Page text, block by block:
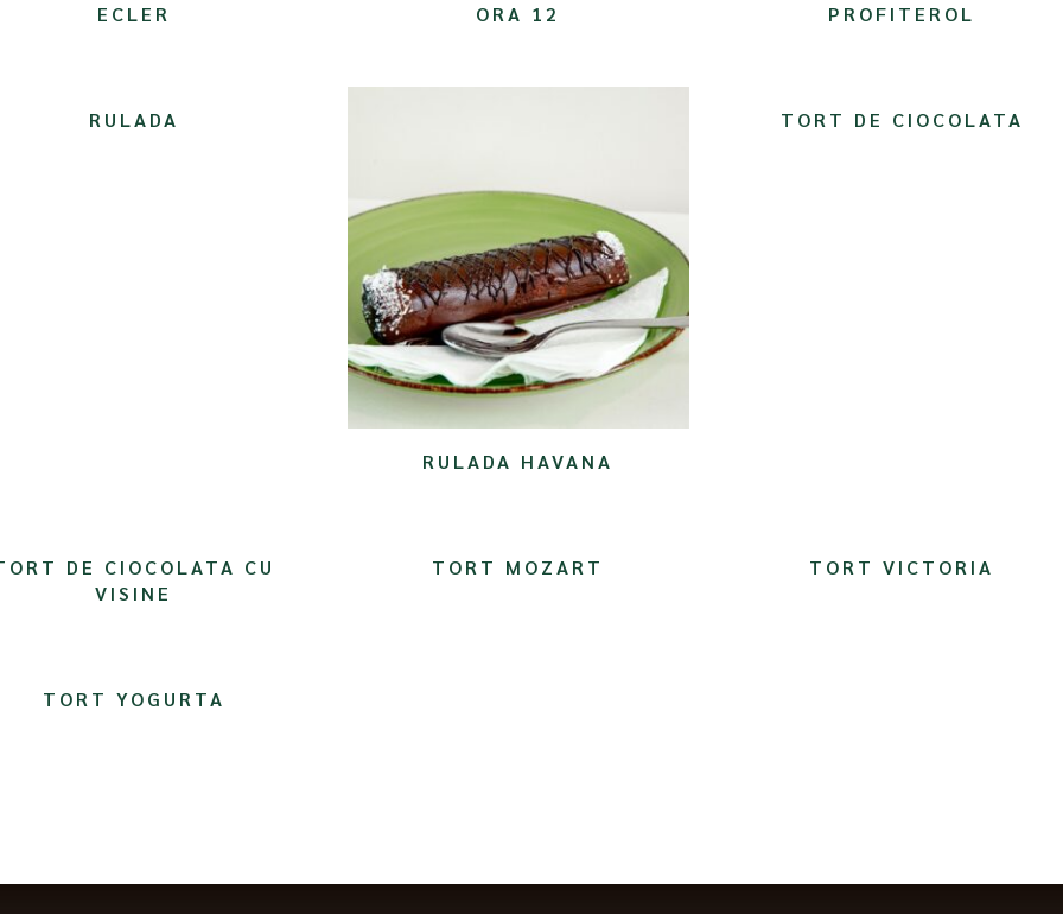
ECLER ORA 12 PROFITEROL
RULADA
RULADA HAVANA
TORT DE CIOCOLATA
DE CIOCOLATA CU
VISINE
TORT MOZART TORT VICTORIA
TORT YOGURTA